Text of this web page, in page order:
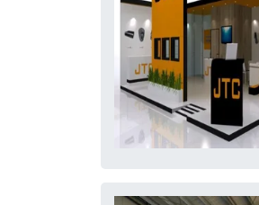
Verifique a
uma instalação
Quais são
Elas são usadas
extensão de